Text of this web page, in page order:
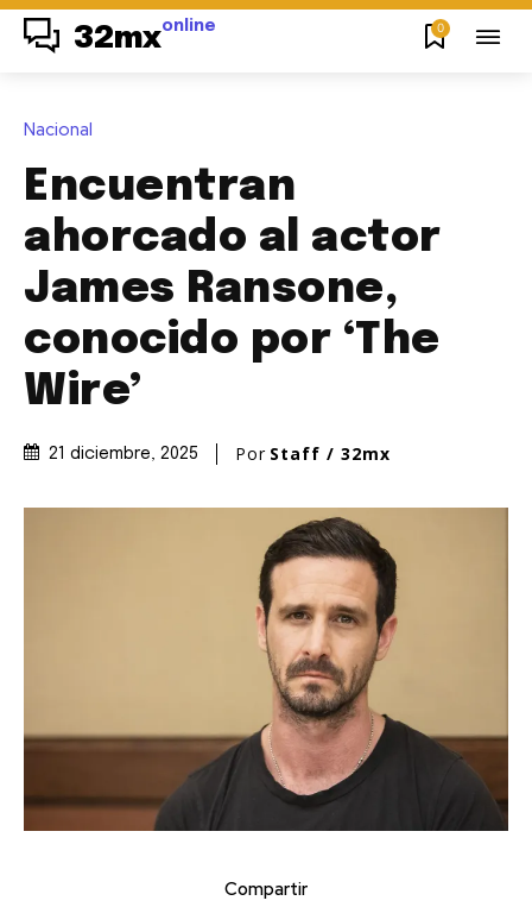
32mxonline 0
Nacional
Encuentran
ahorcado al actor
James Ransone,
conocido por ‘The
Wire’
21 diciembre, 2025 Por Staff / 32mx
Compartir